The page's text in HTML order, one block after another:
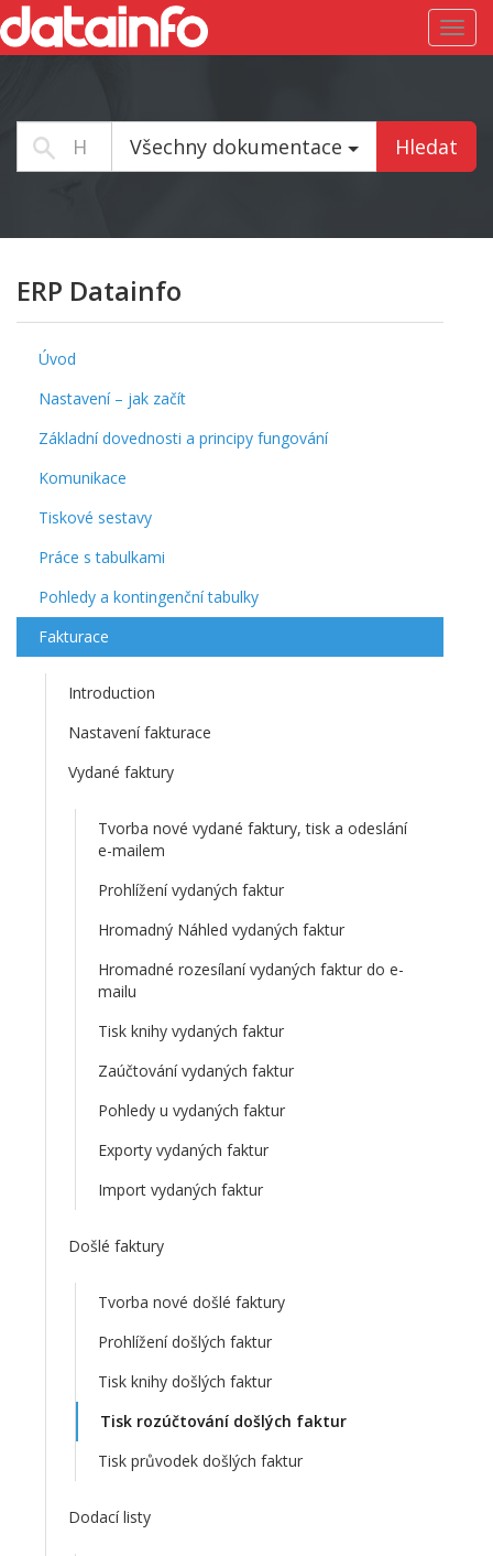
Všechny dokumentace Hledat
ERP Datainfo
Úvod
Nastavení – jak začít
Základní dovednosti a principy fungování
Komunikace
Tiskové sestavy
Práce s tabulkami
Pohledy a kontingenční tabulky
Fakturace
Introduction
Nastavení fakturace
Vydané faktury
Tvorba nové vydané faktury, tisk a odeslání
e-mailem
Prohlížení vydaných faktur
Hromadný Náhled vydaných faktur
Hromadné rozesílaní vydaných faktur do e-
mailu
Tisk knihy vydaných faktur
Zaúčtování vydaných faktur
Pohledy u vydaných faktur
Exporty vydaných faktur
Import vydaných faktur
Došlé faktury
Tvorba nové došlé faktury
Prohlížení došlých faktur
Tisk knihy došlých faktur
Tisk rozúčtování došlých faktur
Tisk průvodek došlých faktur
Dodací listy